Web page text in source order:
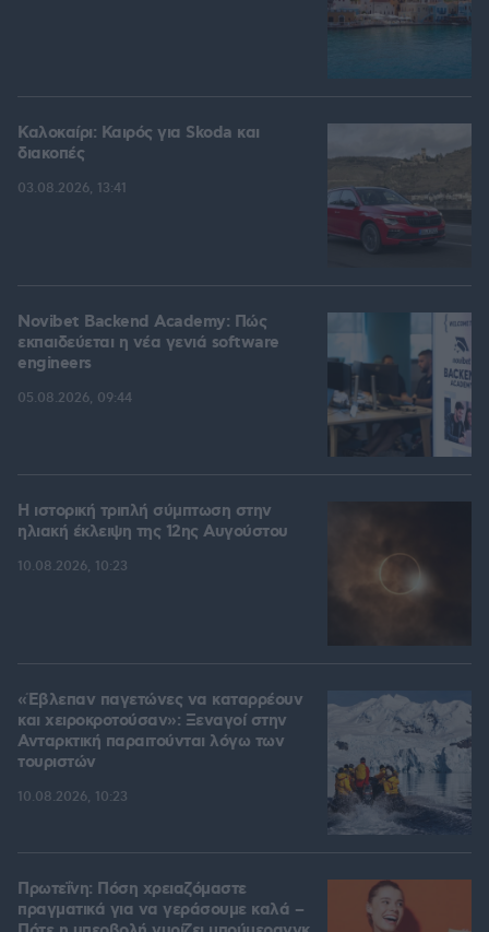
Καλοκαίρι: Καιρός για Skoda και
διακοπές
03.08.2026, 13:41
Novibet Backend Academy: Πώς
εκπαιδεύεται η νέα γενιά software
engineers
05.08.2026, 09:44
Η ιστορική τριπλή σύμπτωση στην
ηλιακή έκλειψη της 12ης Αυγούστου
10.08.2026, 10:23
«Έβλεπαν παγετώνες να καταρρέουν
και χειροκροτούσαν»: Ξεναγοί στην
Ανταρκτική παραιτούνται λόγω των
τουριστών
10.08.2026, 10:23
Πρωτεΐνη: Πόση χρειαζόμαστε
πραγματικά για να γεράσουμε καλά –